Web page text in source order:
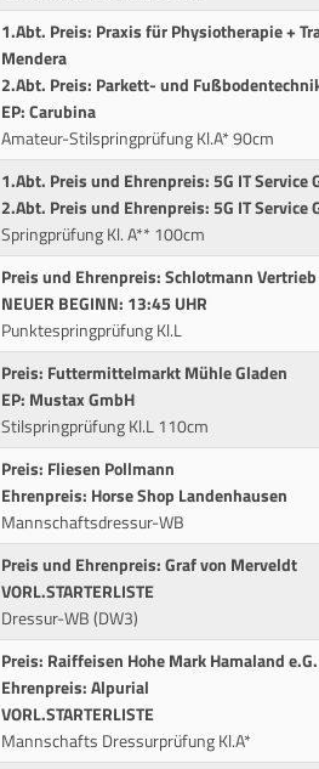
1.Abt. Preis: Praxis für Physiotherapie +
Mendera
2.Abt. Preis: Parkett- und
EP: Carubina
Amateur-Stilspringprüfung Kl.A* 90cm
1.Abt. Preis und Ehrenpreis: 5G IT Service
2.Abt. Preis und Ehrenpreis: 5G IT Service
Springprüfung Kl. A** 100cm
Preis und Ehrenpreis: Schlotmann
NEUER BEGINN: 13:45 UHR
Punktespringprüfung Kl.L
Preis: Futtermittelmarkt Mühle Gladen
EP: Mustax GmbH
Stilspringprüfung Kl.L 110cm
Preis: Fliesen Pollmann
Ehrenpreis: Horse Shop Landenhausen
Mannschaftsdressur-WB
Preis und Ehrenpreis: Graf von Merveldt
VORL.STARTERLISTE
Dressur-WB (DW3)
Preis: Raiffeisen Hohe Mark Hamaland e.G.
Ehrenpreis: Alpurial
VORL.STARTERLISTE
Mannschafts Dressurprüfung Kl.A*